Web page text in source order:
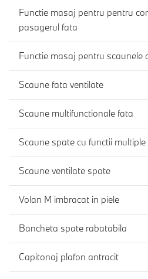
Functie masaj pentru pentru
pasagerul fata
Functie masaj pentru scaunele
Scaune fata ventilate
Scaune multifunctionale fata
Scaune spate cu functii multiple
Scaune ventilate spate
Volan M imbracat in piele
Bancheta spate rabatabila
Capitonaj plafon antracit